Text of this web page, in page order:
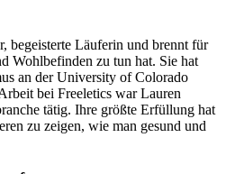
begeisterte Läuferin und brennt für
Wohlbefinden zu tun hat. Sie hat
an der University of Colorado
bei Freeletics war Lauren
tätig. Ihre größte Erfüllung hat
zu zeigen, wie man gesund und